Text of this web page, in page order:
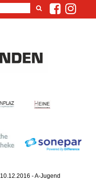
10.12.2016 - A-Jugend